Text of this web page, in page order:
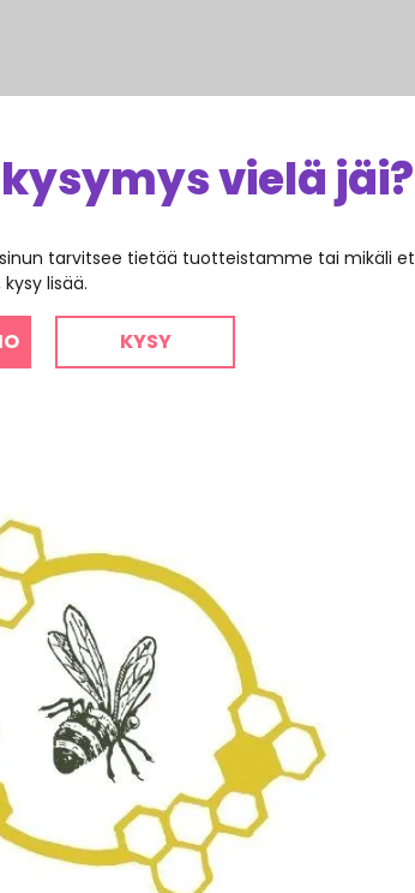
vielä jäi?
tarvitsee tietää tuotteistamme tai mikäli et
lisää.
KYSY